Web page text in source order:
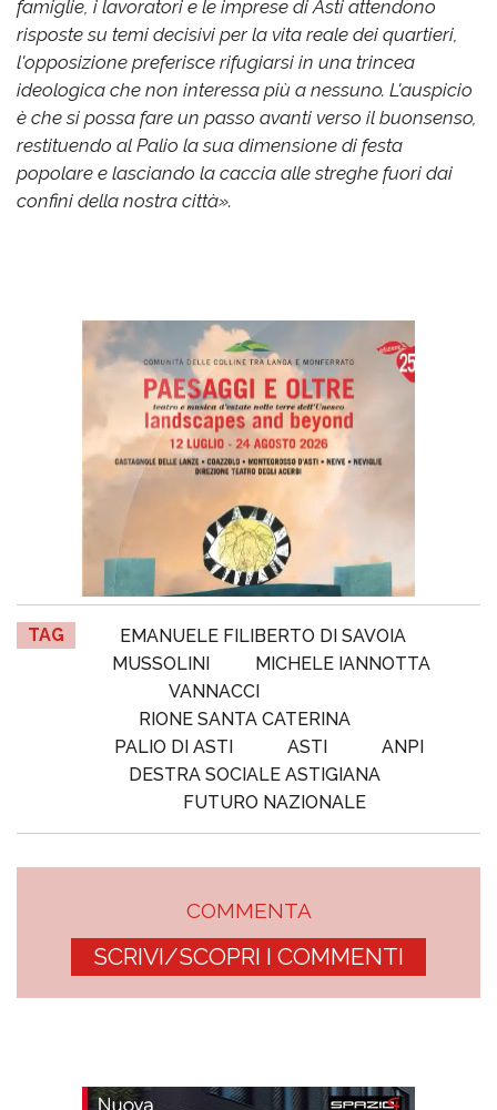
famiglie, i lavoratori e le imprese di Asti attendono
risposte su temi decisivi per la vita reale dei quartieri,
l'opposizione preferisce rifugiarsi in una trincea
ideologica che non interessa più a nessuno. L'auspicio
è che si possa fare un passo avanti verso il buonsenso,
restituendo al Palio la sua dimensione di festa
popolare e lasciando la caccia alle streghe fuori dai
confini della nostra città».
TAG
EMANUELE FILIBERTO DI SAVOIA
MUSSOLINI
MICHELE IANNOTTA
VANNACCI
RIONE SANTA CATERINA
PALIO DI ASTI
ASTI
ANPI
DESTRA SOCIALE ASTIGIANA
FUTURO NAZIONALE
COMMENTA
SCRIVI/SCOPRI I COMMENTI